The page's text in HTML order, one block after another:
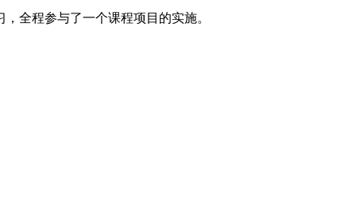
全程参与了一个课程项目的实施。